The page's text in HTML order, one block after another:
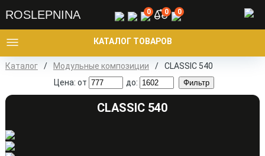
ROSLEPNINA 0 0 0
КАТАЛОГ ТОВАРОВ
Каталог / Модульные композиции /
CLASSIC 540
Цена: от
до:
CLASSIC 540